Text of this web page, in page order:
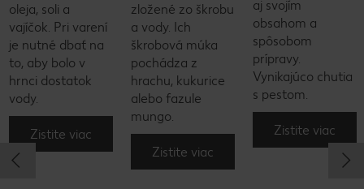
oleja, soli a
vajíčok. Pri varení
je nutné dbať na
to, aby bolo v
hrnci dostatok
vody.
Zistite viac
zložené zo škrobu
a vody. Ich
škrobová múka
pochádza z
hrachu, kukurice
alebo fazule
mungo.
Zistite viac
aj svojím
obsahom a
spôsobom
prípravy.
Vynikajúco chutia
s pestom.
Zistite viac